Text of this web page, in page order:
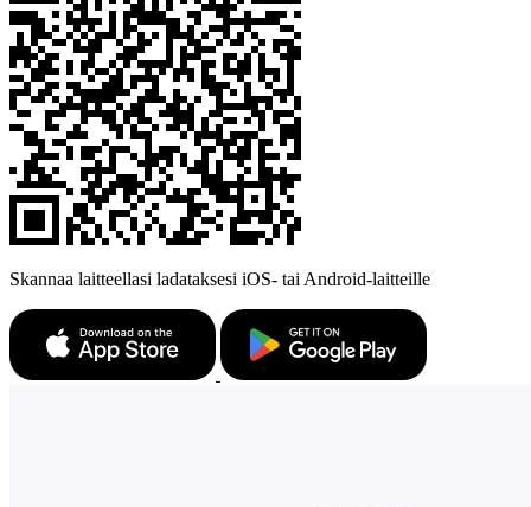
Skannaa laitteellasi ladataksesi iOS- tai Android-laitteille